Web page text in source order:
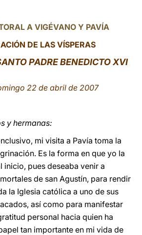
A VIGÉVANO Y PAVÍA
DE LAS VÍSPERAS
PADRE BENEDICTO XVI
22 de abril de 2007
y hermanas:
mi visita a Pavía toma la
Es la forma en que yo la
inicio, pues deseaba venir a
de san Agustín, para rendir
la Iglesia católica a uno de sus
así como para manifestar
personal hacia quien ha
tan importante en mi vida de